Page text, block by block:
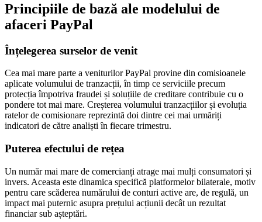
Principiile de bază ale modelului de
afaceri PayPal
Înțelegerea surselor de venit
Cea mai mare parte a veniturilor PayPal provine din comisioanele
aplicate volumului de tranzacții, în timp ce serviciile precum
protecția împotriva fraudei și soluțiile de creditare contribuie cu o
pondere tot mai mare. Creșterea volumului tranzacțiilor și evoluția
ratelor de comisionare reprezintă doi dintre cei mai urmăriți
indicatori de către analiști în fiecare trimestru.
Puterea efectului de rețea
Un număr mai mare de comercianți atrage mai mulți consumatori și
invers. Aceasta este dinamica specifică platformelor bilaterale, motiv
pentru care scăderea numărului de conturi active are, de regulă, un
impact mai puternic asupra prețului acțiunii decât un rezultat
financiar sub așteptări.